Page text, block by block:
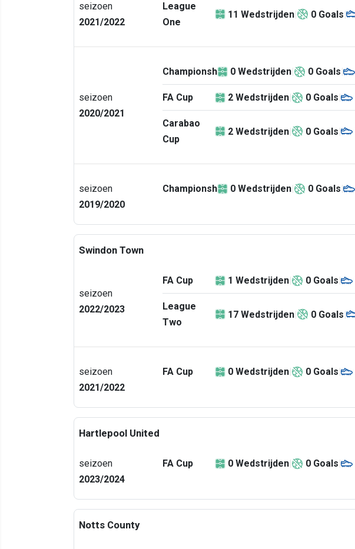
seizoen
2021/2022
League
One
11 Wedstrijden 0 Goals
seizoen
2020/2021
Championship 0 Wedstrijden 0 Goals
FA Cup 2 Wedstrijden 0 Goals
Carabao
Cup
2 Wedstrijden 0 Goals
seizoen
2019/2020
Championship 0 Wedstrijden 0 Goals
Swindon Town
seizoen
2022/2023
FA Cup 1 Wedstrijden 0 Goals
League
Two
17 Wedstrijden 0 Goals
seizoen
2021/2022
FA Cup 0 Wedstrijden 0 Goals
Hartlepool United
seizoen
2023/2024
FA Cup 0 Wedstrijden 0 Goals
Notts County